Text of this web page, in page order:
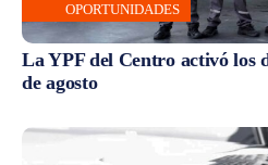
OPORTUNIDADES
La YPF del Centro activó los
de agosto